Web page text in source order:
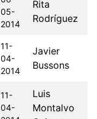
05-
2014
Rita
Rodríguez
11-
04-
2014
Javier
Bussons
11-
04-
Luis
Montalvo